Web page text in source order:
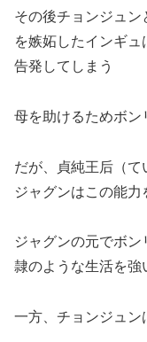
その後チョンジュ
を嫉妬したインギ
告発してしまう
母を助けるためボン
だが、貞純王后（て
ジャグンはこの能力
ジャグンの元でボ
隷のような生活を強
一方、チョンジュン